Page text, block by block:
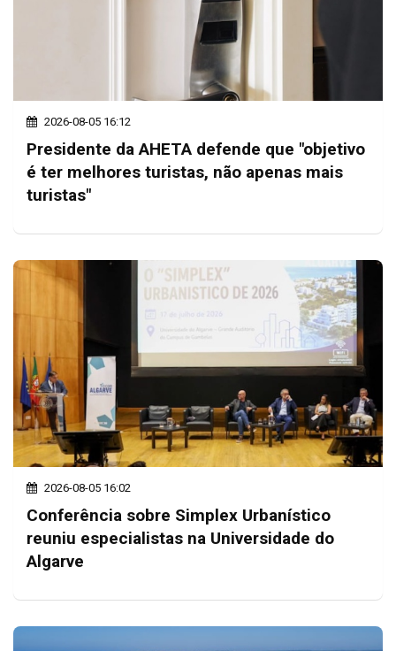
2026-08-05 16:12
Presidente da AHETA defende que "objetivo
é ter melhores turistas, não apenas mais
turistas"
2026-08-05 16:02
Conferência sobre Simplex Urbanístico
reuniu especialistas na Universidade do
Algarve